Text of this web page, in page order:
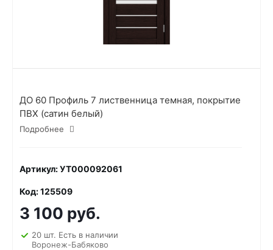
ДО 60 Профиль 7 лиственница темная, покрытие
ПВХ (сатин белый)
Подробнее
Артикул: УТ000092061
Код: 125509
3 100 руб.
20 шт. Есть в наличии
Воронеж-Бабяково